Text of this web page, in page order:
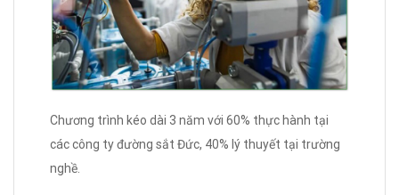
Chương trình kéo dài 3 năm với 60% thực hành tại
các công ty đường sắt Đức, 40% lý thuyết tại trường
nghề.